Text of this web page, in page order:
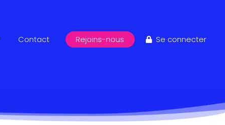
Contact Rejoins-nous Se connecter